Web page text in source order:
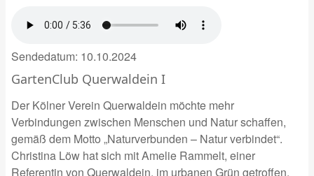
Sendedatum: 10.10.2024
GartenClub Querwaldein I
Der Kölner Verein Querwaldein möchte mehr
Verbindungen zwischen Menschen und Natur schaffen,
gemäß dem Motto „Naturverbunden – Natur verbindet“.
Christina Löw hat sich mit Amelie Rammelt, einer
Referentin von Querwaldein, im urbanen Grün getroffen.